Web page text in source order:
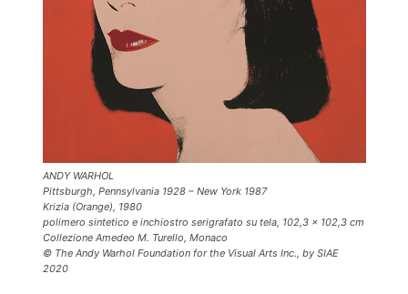
ANDY WARHOL
Pittsburgh, Pennsylvania 1928 – New York 1987
Krizia (Orange), 1980
polimero sintetico e inchiostro serigrafato su tela, 102,3 x 102,3 cm
Collezione Amedeo M. Turello, Monaco
© The Andy Warhol Foundation for the Visual Arts Inc., by SIAE
2020